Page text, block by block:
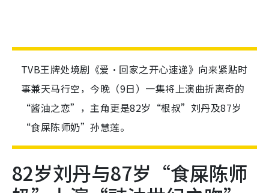
TVB王牌处境剧《爱·回家之开心速递》向来紧贴时
事兼天马行空，今晚（9日）一集将上演曲折离奇的
“酱油之恋”，主角更是82岁“根叔”刘丹及87岁
“食屎陈师奶”孙慧莲。
82岁刘丹与87岁“食屎陈师